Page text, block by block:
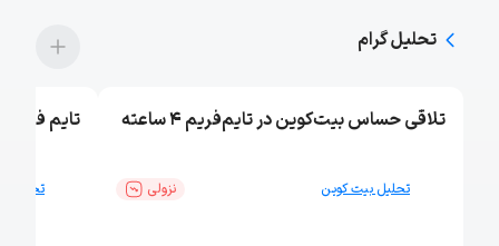
تحلیل‌ گرام
تلاقی حساس بیت‌کوین در تایم‌فریم ۴ ساعته
تحلیل بیت کوین نزولی
تایم فریم 4h بیت کوین
تحلیل